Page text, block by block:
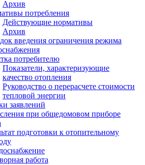
Архив
потребления
Действующие нормативы
Архив
введения ограничения режима
потребителю
Показатели, характеризующие
качество отопления
Руководство о перерасчете стоимости
тепловой энергии
заявлений
при общедомовом приборе
подготовки к отопительному
работа